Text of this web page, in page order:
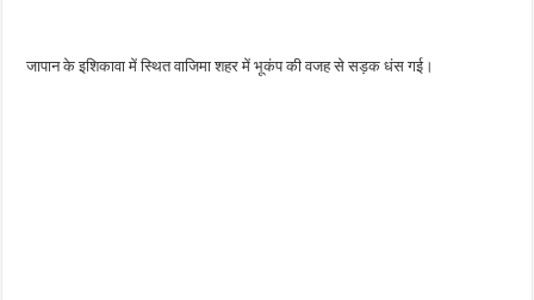
जापान के इशिकावा में स्थित वाजिमा शहर में भूकंप की वजह से सड़क धंस गई।